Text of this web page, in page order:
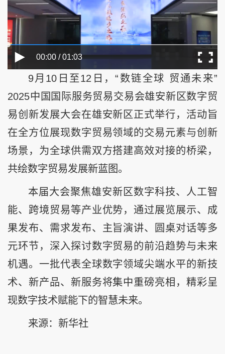
00:00 / 01:03
9月10日至12日，“数链全球 贸通未来”
2025中国国际服务贸易交易会雄安新区数字贸
易创新发展大会在雄安新区正式举行，活动旨
在全方位展现数字贸易领域的交易元素与创新
场景，为全球供需双方搭建高效对接的桥梁，
共绘数字贸易发展新蓝图。
本届大会聚焦雄安新区数字科技、人工智
能、跨境贸易等产业优势，通过展览展示、成
果发布、需求发布、主旨演讲、圆桌对话等多
元环节，深入探讨数字贸易的前沿趋势与未来
机遇。一批代表全球数字领域尖端水平的新技
术、新产品、新服务将集中重磅亮相，精彩呈
现数字技术赋能下的智慧未来。
来源：新华社